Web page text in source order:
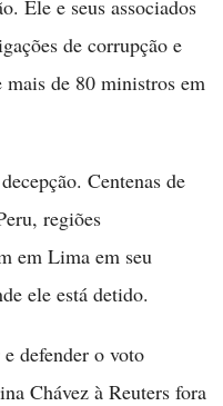
Ele e seus associados
de corrupção e
mais de 80 ministros em
Centenas de
regiões
em Lima em seu
ele está detido.
defender o voto
Chávez à Reuters fora